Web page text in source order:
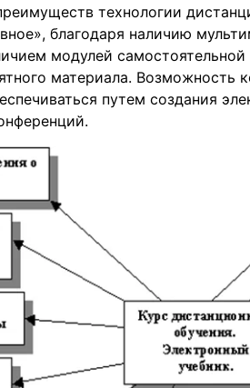
технологии
благодаря наличию
модулей
материала. Возможность
путем создания